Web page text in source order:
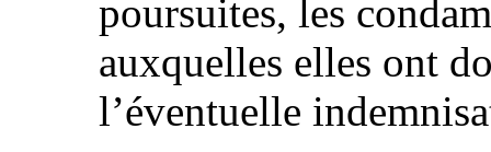
poursuites, les
auxquelles elles ont
l’éventuelle